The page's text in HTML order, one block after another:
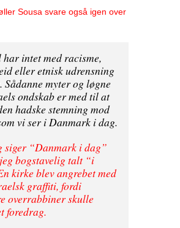
Sousa svare også igen over
intet med racisme,
eller etnisk udrensning
Sådanne myter og løgne
ondskab er med til at
hadske stemning mod
vi ser i Danmark i dag.
siger “Danmark i dag”
bogstavelig talt “i
kirke blev angrebet med
graffiti, fordi
overrabbiner skulle
foredrag.